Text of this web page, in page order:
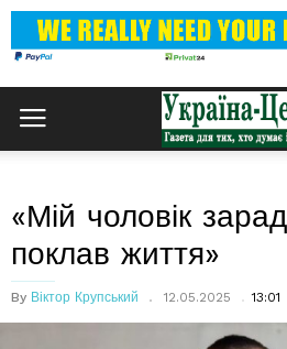
«Мій чоловік
поклав життя»
By Віктор Крупський 12.05.2025 13:01